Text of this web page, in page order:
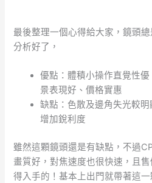
最後整理一個心得給大家，鏡頭
分析好了，
優點：體積小操作直覺性
景表現好、價格實惠
缺點：色散及邊角失光較
增加銳利度
雖然這顆鏡頭還是有缺點，不過
畫質好，對焦速度也很快速，且
得入手的！基本上出門就帶著這